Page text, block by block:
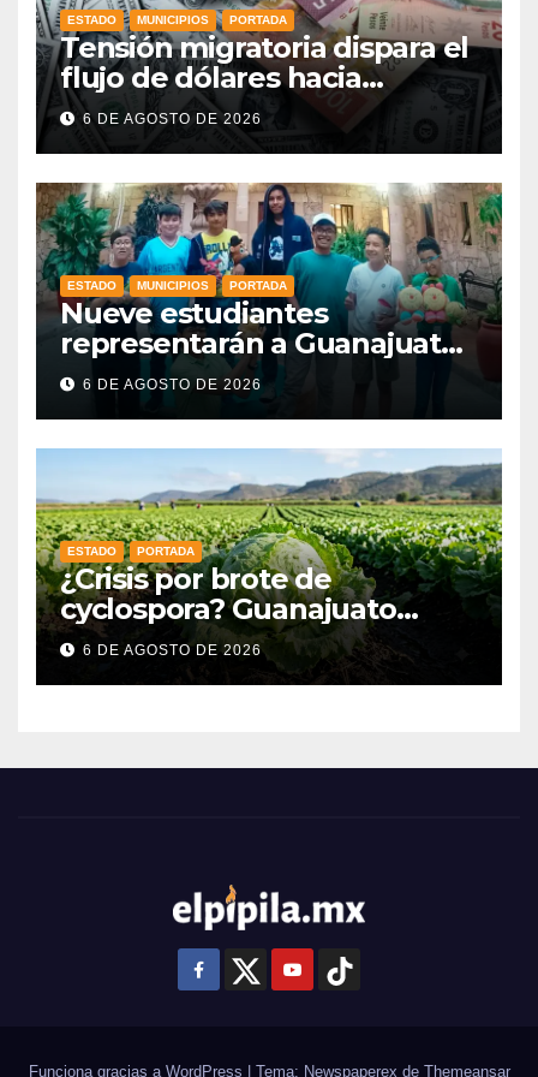
ESTADO MUNICIPIOS PORTADA
Tensión migratoria dispara el
flujo de dólares hacia
municipios de Guanajuato
6 DE AGOSTO DE 2026
ESTADO MUNICIPIOS PORTADA
Nueve estudiantes
representarán a Guanajuato
en la Olimpiada Mexicana de
Matemáticas 2026
6 DE AGOSTO DE 2026
ESTADO PORTADA
¿Crisis por brote de
cyclospora? Guanajuato
mantiene intactas sus
exportaciones
6 DE AGOSTO DE 2026
Funciona gracias a WordPress Tema: Newspaperex de Themeansar